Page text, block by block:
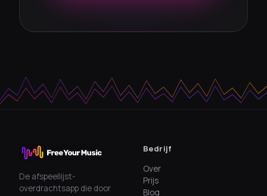
De afspeellijst-
overdrachtsapp die door
Bedrijf
Over
Prijs
Blog